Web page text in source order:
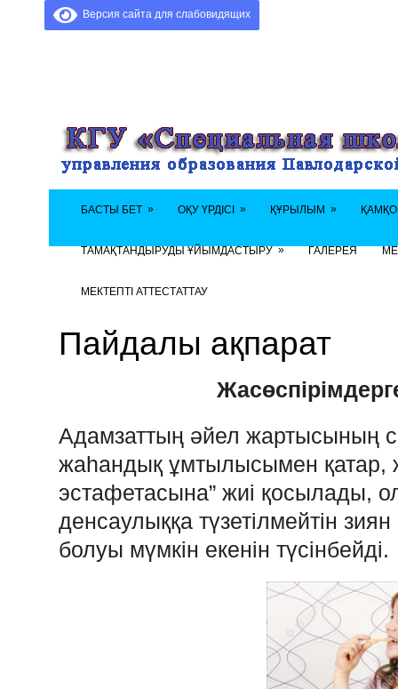
Версия сайта для слабовидящих
БАСТЫ БЕТ » ОҚУ ҮРДІСІ » ҚҰРЫЛЫМ »
ТАМАҚТАНДЫРУДЫ ҰЙЫМДАСТЫРУ » ГАЛЕРЕЯ
МЕКТЕПТІ АТТЕСТАТТАУ
Пайдалы ақпарат
Адамзаттың әйел жартысының
жаһандық ұмтылысымен қатар,
эстафетасына” жиі қосылады,
денсаулыққа түзетілмейтін зиян
болуы мүмкін екенін түсінбейді.